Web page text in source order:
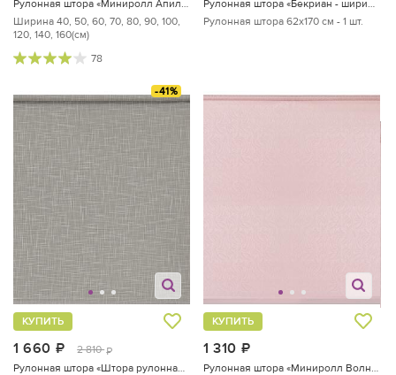
Ширина 40, 50, 60, 70, 80, 90, 100,
120, 140, 160(см)
78
Рулонная штора 62х170 см - 1 шт.
-41%
1 660 руб.
2 810 руб.
КУПИТЬ
1 310
КУПИТЬ